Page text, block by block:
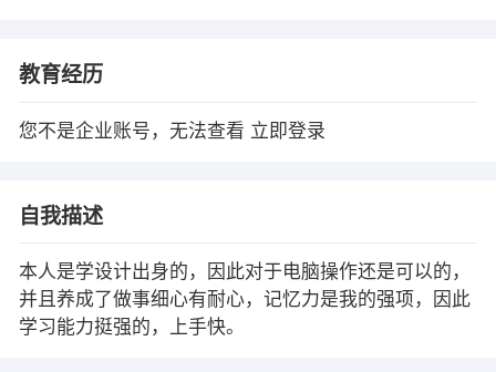
教育经历
您不是企业账号，无法查看 立即登录
自我描述
本人是学设计出身的，因此对于电脑操作还是可以的，
并且养成了做事细心有耐心，记忆力是我的强项，因此
学习能力挺强的，上手快。